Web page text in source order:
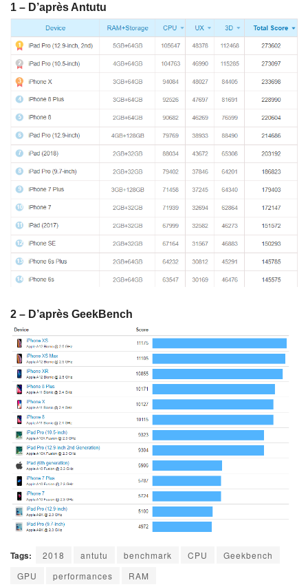
1 – D’après Antutu
2 – D’après GeekBench
Tags: 2018 antutu benchmark CPU
Geekbench
GPU
performances RAM